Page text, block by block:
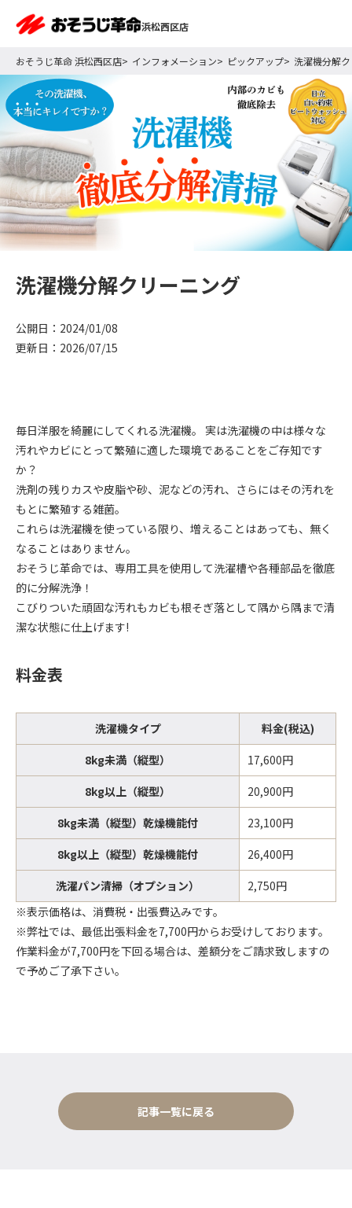
浜松西区店
おそうじ革命 浜松西区店 インフォメーション ピックアップ 洗濯機分解
洗濯機分解クリーニング
公開日：2024/01/08
更新日：2026/07/15
毎日洋服を綺麗にしてくれる洗濯機。 実は洗濯機の中は様々な
汚れやカビにとって繁殖に適した環境であることをご存知です
か？
洗剤の残りカスや皮脂や砂、泥などの汚れ、さらにはその汚れを
もとに繁殖する雑菌。
これらは洗濯機を使っている限り、増えることはあっても、無く
なることはありません。
おそうじ革命では、専用工具を使用して洗濯槽や各種部品を徹底
的に分解洗浄！
こびりついた頑固な汚れもカビも根そぎ落として隅から隅まで清
潔な状態に仕上げます!
料金表
洗濯機タイプ
料金(税込)
8kg未満（縦型）
17,600円
8kg以上（縦型）
20,900円
8kg未満（縦型）乾燥機能付
23,100円
8kg以上（縦型）乾燥機能付
26,400円
洗濯パン清掃（オプション）
2,750円
※表示価格は、消費税・出張費込みです。
※弊社では、最低出張料金を7,700円からお受けしております。
作業料金が7,700円を下回る場合は、差額分をご請求致しますの
で予めご了承下さい。
記事一覧に戻る